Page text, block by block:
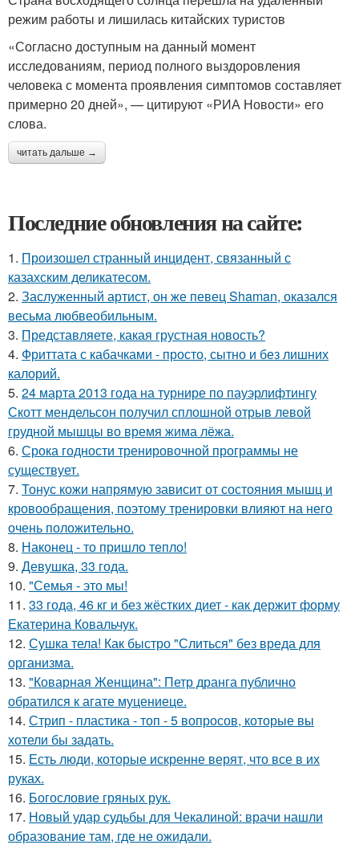
режим работы и лишилась китайских туристов
«Согласно доступным на данный момент
исследованиям, период полного выздоровления
человека с момента проявления симптомов составляет
примерно 20 дней», — цитируют «РИА Новости» его
слова.
читать дальше →
Последние обновления на сайте:
1. Произошел странный инцидент, связанный с
казахским деликатесом.
2. Заслуженный артист, он же певец Shaman, оказался
весьма любвеобильным.
3. Представляете, какая грустная новость?
4. Фриттата с кабачками - просто, сытно и без лишних
калорий.
5. 24 марта 2013 года на турнире по пауэрлифтингу
Скотт мендельсон получил сплошной отрыв левой
грудной мышцы во время жима лёжа.
6. Срока годности тренировочной программы не
существует.
7. Тонус кожи напрямую зависит от состояния мышц и
кровообращения, поэтому тренировки влияют на него
очень положительно.
8. Наконец - то пришло тепло!
9. Девушка, 33 года.
10. "Семья - это мы!
11. 33 года, 46 кг и без жёстких диет - как держит форму
Екатерина Ковальчук.
12. Сушка тела! Как быстро "Слиться" без вреда для
организма.
13. "Коварная Женщина": Петр дранга публично
обратился к агате муцениеце.
14. Стрип - пластика - топ - 5 вопросов, которые вы
хотели бы задать.
15. Есть люди, которые искренне верят, что все в их
руках.
16. Богословие гряных рук.
17. Новый удар судьбы для Чекалиной: врачи нашли
образование там, где не ожидали.